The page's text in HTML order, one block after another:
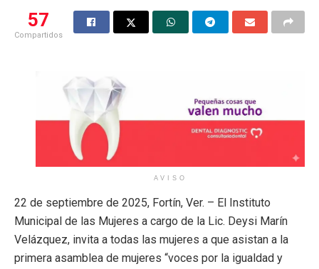
57
Compartidos
AVISO
22 de septiembre de 2025, Fortín, Ver. – El Instituto
Municipal de las Mujeres a cargo de la Lic. Deysi Marín
Velázquez, invita a todas las mujeres a que asistan a la
primera asamblea de mujeres “voces por la igualdad y